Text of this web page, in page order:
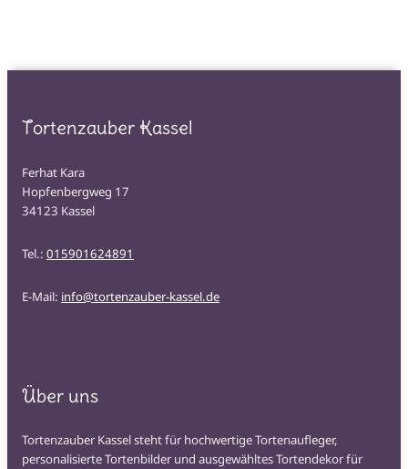
Tortenzauber Kassel
Ferhat Kara
Hopfenbergweg 17
34123 Kassel
Tel.: 015901624891
E-Mail: info@tortenzauber-kassel.de
Über uns
Tortenzauber Kassel steht für hochwertige Tortenaufleger,
personalisierte Tortenbilder und ausgewähltes Tortendekor für